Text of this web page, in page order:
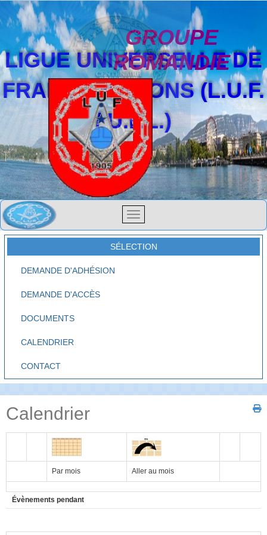
LIGUE UNIVERSELLE DE
FRANCS-MAÇONS (L.U.F.
/ U.F.L.)
GROUPE
ROMANDIE
SÉLECTION
DEMANDE D'ADHÉSION
DEMANDE D'ACCÈS
DOCUMENTS
CALENDRIER
CONTACT
Calendrier
Par mois Aller au mois
Évènements pendant